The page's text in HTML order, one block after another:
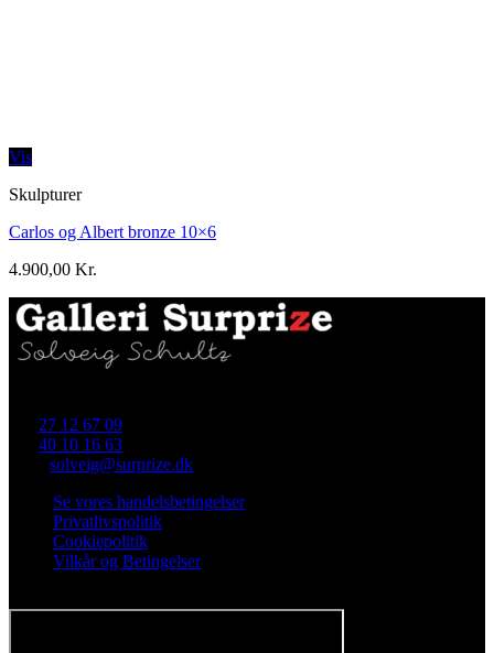
Vis
Skulpturer
Carlos og Albert bronze 10×6
4.900,00 Kr.
27 12 67 09
40 10 16 63
solveig@surprize.dk
Se vores handelsbetingelser
Privatlivspolitik
Cookiepolitik
Vilkår og Betingelser